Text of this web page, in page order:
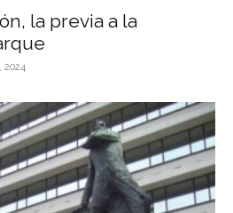
la previa a la
2024